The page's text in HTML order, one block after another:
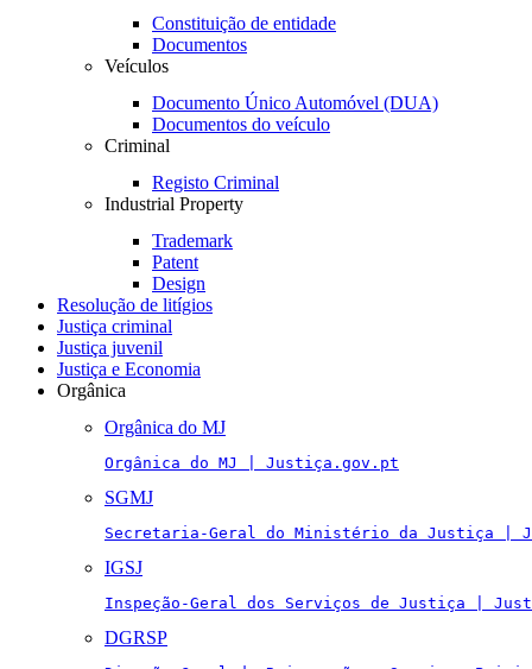
Constituição de entidade
Documentos
Veículos
Documento Único Automóvel (DUA)
Documentos do veículo
Criminal
Registo Criminal
Industrial Property
Trademark
Patent
Design
Resolução de litígios
Justiça criminal
Justiça juvenil
Justiça e Economia
Orgânica
Orgânica do MJ
Orgânica do MJ | Justiça.gov.pt
SGMJ
Secretaria-Geral do Ministério da Justiça |
IGSJ
Inspeção-Geral dos Serviços de Justiça |
DGRSP